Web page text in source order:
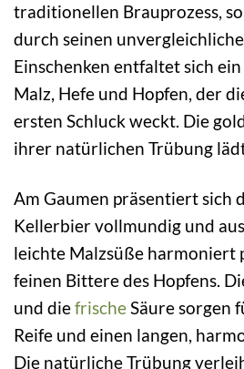
traditionellen Brauprozess,
durch seinen
Einschenken entfaltet sich
Malz, Hefe und Hopfen, der
ersten Schluck weckt. Die
ihrer natürlichen Trübung
Am Gaumen präsentiert sich
Kellerbier vollmundig und
leichte Malzsüße harmoniert
feinen Bittere des Hopfens.
und diefrischeSäure sorgen
Reife und einen langen,
Die natürliche Trübung